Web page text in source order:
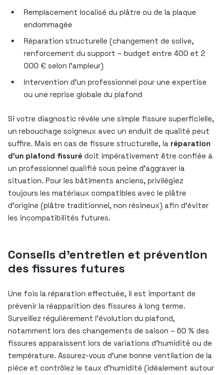
Remplacement localisé du plâtre ou de la plaque
endommagée
Réparation structurelle (changement de solive,
renforcement du support – budget entre 400 et 2
000 € selon l’ampleur)
Intervention d’un professionnel pour une expertise
ou une reprise globale du plafond
Si votre diagnostic révèle une simple fissure superficielle,
un rebouchage soigneux avec un enduit de qualité peut
suffire. Mais en cas de fissure structurelle, la réparation
d’un plafond fissuré doit impérativement être confiée à
un professionnel qualifié sous peine d’aggraver la
situation. Pour les bâtiments anciens, privilégiez
toujours les matériaux compatibles avec le plâtre
d’origine (plâtre traditionnel, non résineux) afin d’éviter
les incompatibilités futures.
Conseils d’entretien et prévention
des fissures futures
Une fois la réparation effectuée, il est important de
prévenir la réapparition des fissures à long terme.
Surveillez régulièrement l’évolution du plafond,
notamment lors des changements de saison – 60 % des
fissures apparaissent lors de variations d’humidité ou de
température. Assurez-vous d’une bonne ventilation de la
pièce et contrôlez le taux d’humidité (idéalement autour